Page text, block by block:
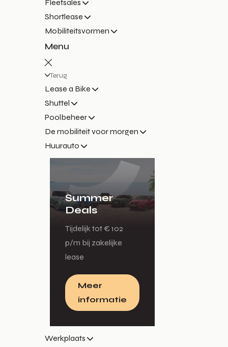
Fleetsales
Shortlease
Mobiliteitsvormen
Menu
Terug
Lease a Bike
Shuttel
Poolbeheer
De mobiliteit voor morgen
Huurauto
Summer
Deals
Tijdelijk tot € 102
p/m bij zakelijke
lease
Meer
informatie
Werkplaats